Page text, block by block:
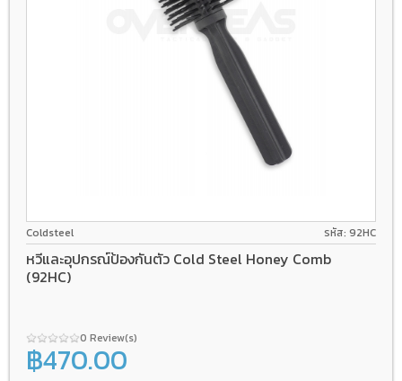
Coldsteel รหัส: 92HC
หวีและอุปกรณ์ป้องกันตัว Cold Steel Honey Comb
(92HC)
0 Review(s)
฿470.00